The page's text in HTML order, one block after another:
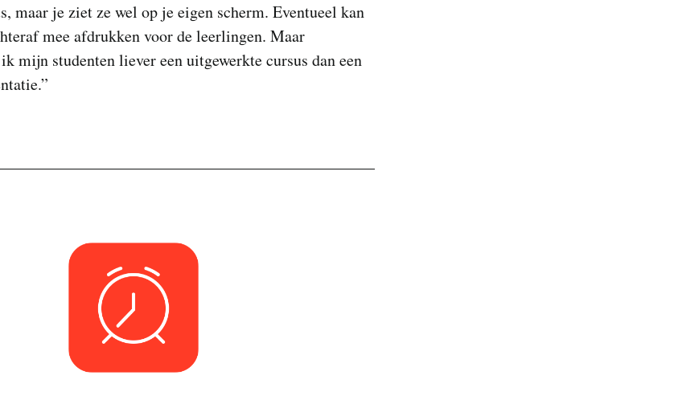
maar je ziet ze wel op je eigen scherm. Eventueel kan
mee afdrukken voor de leerlingen. Maar
mijn studenten liever een uitgewerkte cursus dan een